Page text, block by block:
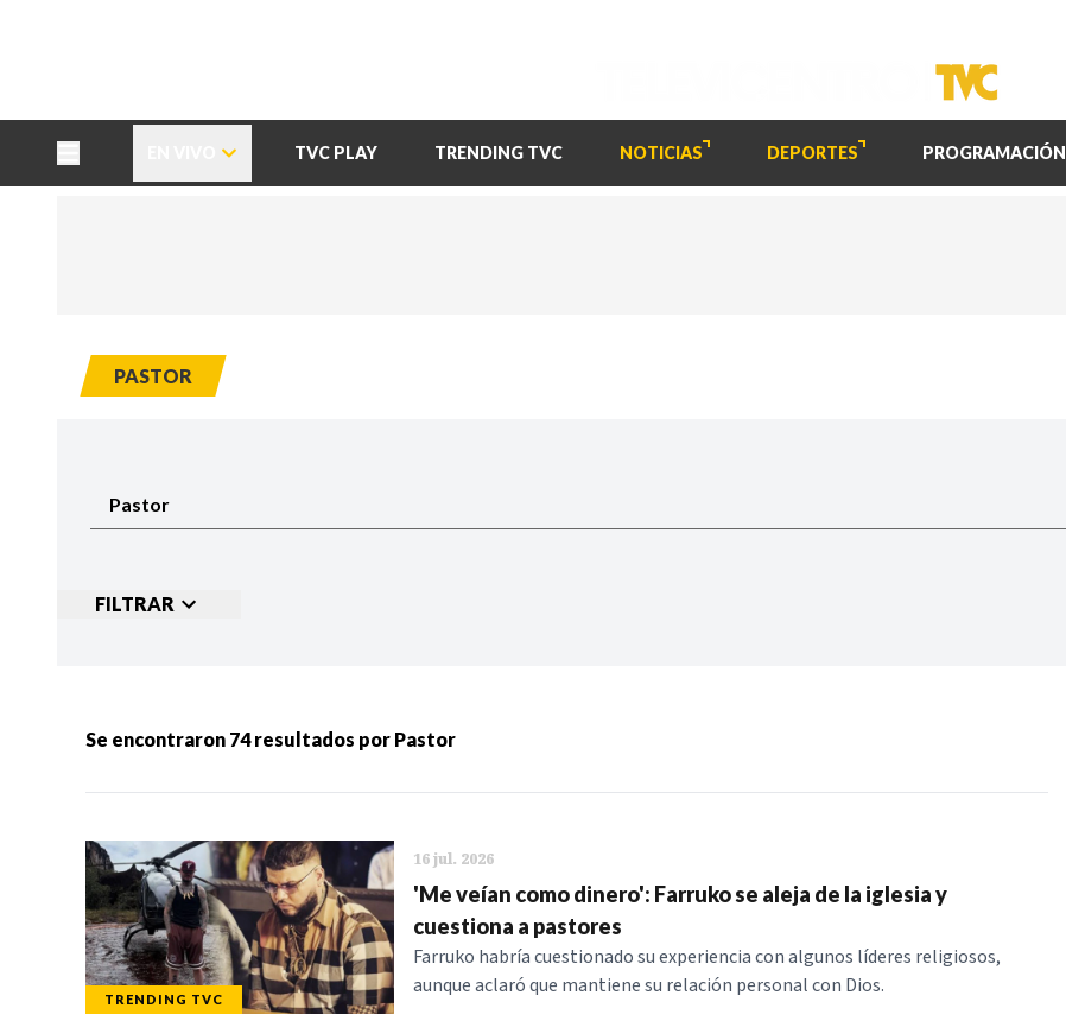
TVC PLAY TRENDING TVC NOTICIAS DEPORTES PROGRAMACIÓN
PASTOR
FILTRAR
Categorias: NOTICIAS SERIES
Se encontraron 74 resultados por Pastor
TRENDING TVC
16 jul. 2026
'Me veían como dinero': Farruko se aleja de la iglesia y
cuestiona a pastores
Farruko habría cuestionado su experiencia con algunos líderes religiosos,
aunque aclaró que mantiene su relación personal con Dios.